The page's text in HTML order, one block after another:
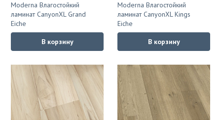
Moderna Влагостойкий
ламинат CanyonXL Grand
Eiche
В корзину
Moderna Влагостойкий
ламинат CanyonXL Kings
Eiche
В корзину